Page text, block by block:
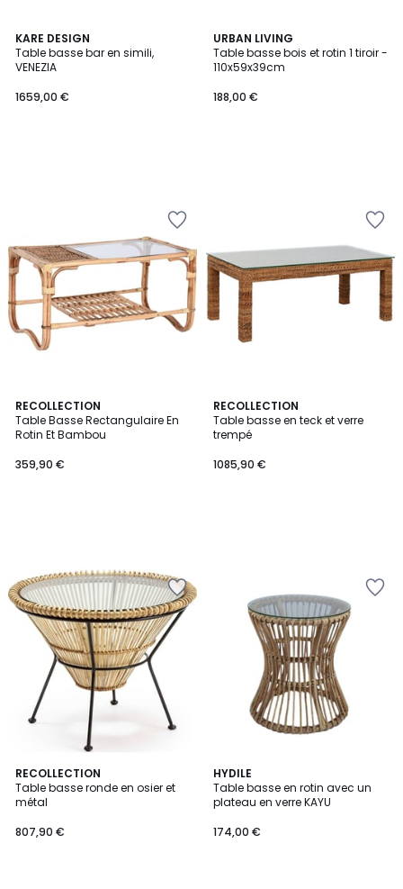
KARE DESIGN
Table basse bar en simili,
VENEZIA
1659,00 €
URBAN LIVING
Table basse bois et rotin 1 tiroir -
110x59x39cm
188,00 €
RECOLLECTION
Table Basse Rectangulaire En
Rotin Et Bambou
359,90 €
RECOLLECTION
Table basse en teck et verre
trempé
1085,90 €
RECOLLECTION
Table basse ronde en osier et
métal
807,90 €
HYDILE
Table basse en rotin avec un
plateau en verre KAYU
174,00 €